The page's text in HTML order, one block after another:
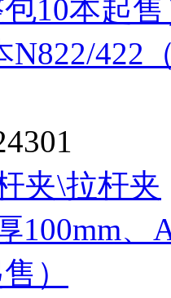
N822/422